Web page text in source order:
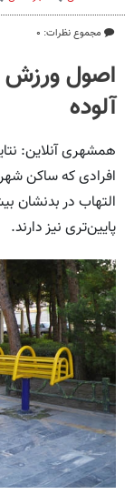
مجموع نظرات: ۰
اصول ورزش
آلوده
همشهری آنلاین:
افرادی که ساکن
التهاب در بدنشان
پایین‌تری نیز دارند.